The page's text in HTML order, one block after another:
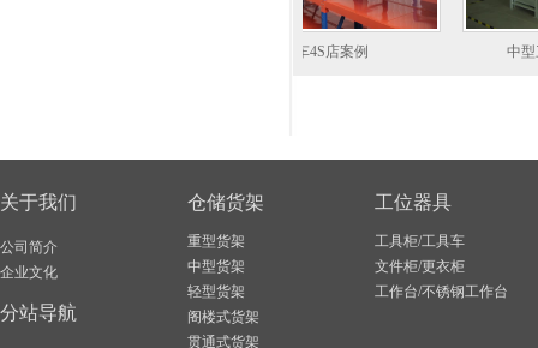
中型三立柱货
关于我们
公司简介
企业文化
分站导航
仓储货架
重型货架
中型货架
轻型货架
阁楼式货架
贯通式货架
工位器具
工具柜/工具车
文件柜/更衣柜
工作台/不锈钢工作台